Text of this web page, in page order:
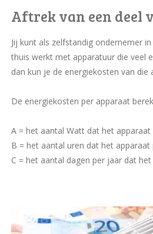
Aftrek van een deel
Jij kunt als zelfstandig ondernemer
thuis werkt met apparatuur die veel
dan kun je de energiekosten van
De energiekosten per apparaat
A = het aantal Watt dat het apparaat
B = het aantal uren dat het
C = het aantal dagen per jaar dat